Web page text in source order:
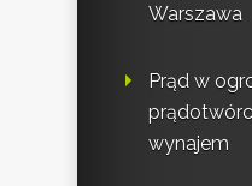
Warszawa
Prąd w
wynajem